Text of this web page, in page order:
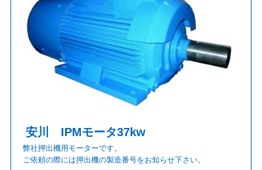
安川 IPMモータ37kw
弊社押出機用モーターです。
ご依頼の際には押出機の製造番号をお知らせ下さい。